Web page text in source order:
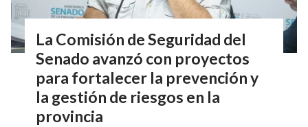
La Comisión de Seguridad del
Senado avanzó con proyectos
para fortalecer la prevención y
la gestión de riesgos en la
provincia